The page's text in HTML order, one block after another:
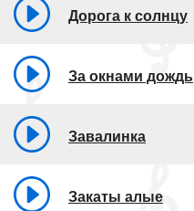
Дорога к солнцу
За окнами дождь
Завалинка
Закаты алые